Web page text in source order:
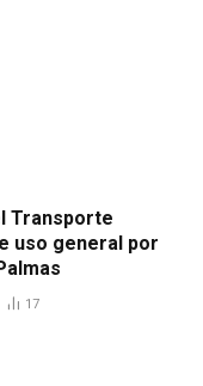
Transporte
uso general por
17